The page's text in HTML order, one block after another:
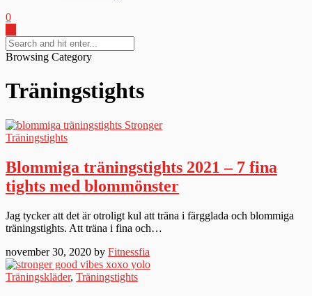
0
Browsing Category
Träningstights
Träningstights
Blommiga träningstights 2021 – 7 fina
tights med blommönster
Jag tycker att det är otroligt kul att träna i färgglada och blommiga
träningstights. Att träna i fina och…
november 30, 2020 by Fitnessfia
Träningskläder, Träningstights